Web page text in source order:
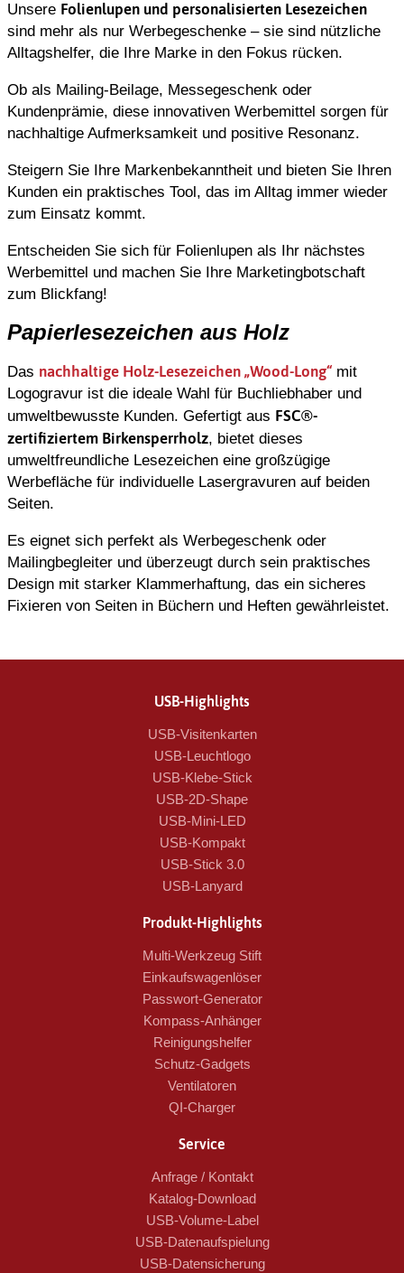
Unsere Folienlupen und personalisierten Lesezeichen
sind mehr als nur Werbegeschenke – sie sind nützliche
Alltagshelfer, die Ihre Marke in den Fokus rücken.
Ob als Mailing-Beilage, Messegeschenk oder
Kundenprämie, diese innovativen Werbemittel sorgen für
nachhaltige Aufmerksamkeit und positive Resonanz.
Steigern Sie Ihre Markenbekanntheit und bieten Sie Ihren
Kunden ein praktisches Tool, das im Alltag immer wieder
zum Einsatz kommt.
Entscheiden Sie sich für Folienlupen als Ihr nächstes
Werbemittel und machen Sie Ihre Marketingbotschaft
zum Blickfang!
Papierlesezeichen aus Holz
Das nachhaltige Holz-Lesezeichen „Wood-Long“ mit
Logogravur ist die ideale Wahl für Buchliebhaber und
umweltbewusste Kunden. Gefertigt aus FSC®-
zertifiziertem Birkensperrholz, bietet dieses
umweltfreundliche Lesezeichen eine großzügige
Werbefläche für individuelle Lasergravuren auf beiden
Seiten.
Es eignet sich perfekt als Werbegeschenk oder
Mailingbegleiter und überzeugt durch sein praktisches
Design mit starker Klammerhaftung, das ein sicheres
Fixieren von Seiten in Büchern und Heften gewährleistet.
USB-Highlights
USB-Visitenkarten
USB-Leuchtlogo
USB-Klebe-Stick
USB-2D-Shape
USB-Mini-LED
USB-Kompakt
USB-Stick 3.0
USB-Lanyard
Produkt-Highlights
Multi-Werkzeug Stift
Einkaufswagenlöser
Passwort-Generator
Kompass-Anhänger
Reinigungshelfer
Schutz-Gadgets
Ventilatoren
QI-Charger
Service
Anfrage / Kontakt
Katalog-Download
USB-Volume-Label
USB-Datenaufspielung
USB-Datensicherung